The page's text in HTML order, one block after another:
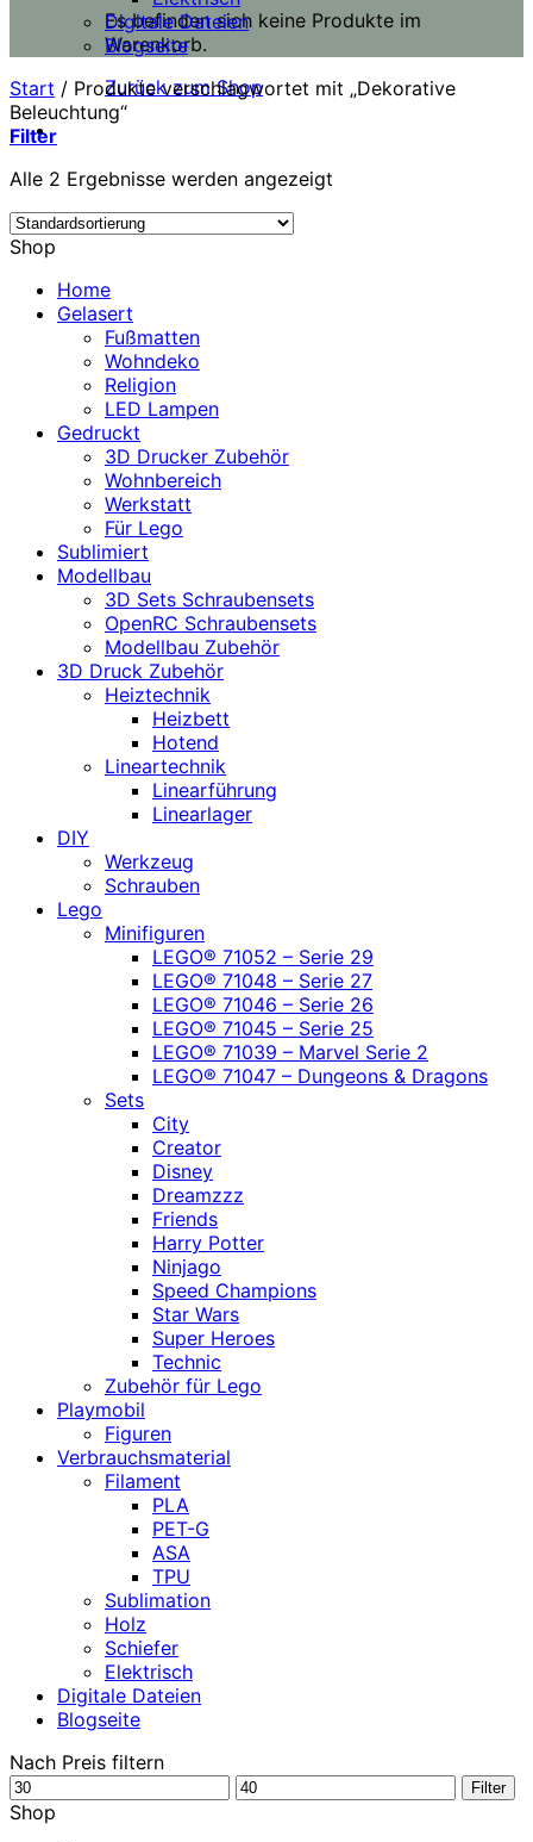
Es befinden sich keine Produkte im
Warenkorb.
Zurück zum Shop
Digitale Dateien
Blogseite
Start / Produkte verschlagwortet mit „Dekorative
Beleuchtung“
Filter
Alle 2 Ergebnisse werden angezeigt
Shop
Home
Gelasert
Fußmatten
Wohndeko
Religion
LED Lampen
Gedruckt
3D Drucker Zubehör
Wohnbereich
Werkstatt
Für Lego
Sublimiert
Modellbau
3D Sets Schraubensets
OpenRC Schraubensets
Modellbau Zubehör
3D Druck Zubehör
Heiztechnik
Heizbett
Hotend
Lineartechnik
Linearführung
Linearlager
DIY
Werkzeug
Schrauben
Lego
Minifiguren
LEGO® 71052 – Serie 29
LEGO® 71048 – Serie 27
LEGO® 71046 – Serie 26
LEGO® 71045 – Serie 25
LEGO® 71039 – Marvel Serie 2
LEGO® 71047 – Dungeons & Dragons
Sets
City
Creator
Disney
Dreamzzz
Friends
Harry Potter
Ninjago
Speed Champions
Star Wars
Super Heroes
Technic
Zubehör für Lego
Playmobil
Figuren
Verbrauchsmaterial
Filament
PLA
PET-G
ASA
TPU
Sublimation
Holz
Schiefer
Elektrisch
Digitale Dateien
Blogseite
Nach Preis filtern
Min.
Preis
Max.
Filter
Shop